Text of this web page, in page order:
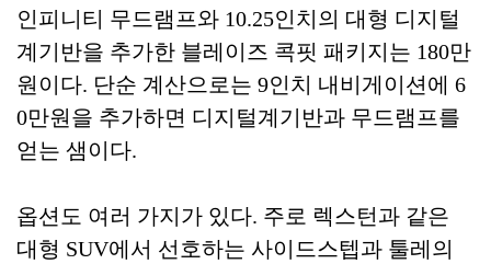
인피니티 무드램프와 10.25인치의 대형 디지털
계기반을 추가한 블레이즈 콕핏 패키지는 180만
원이다. 단순 계산으로는 9인치 내비게이션에 6
0만원을 추가하면 디지털계기반과 무드램프를
얻는 샘이다.
옵션도 여러 가지가 있다. 주로 렉스턴과 같은
대형 SUV에서 선호하는 사이드스텝과 툴레의